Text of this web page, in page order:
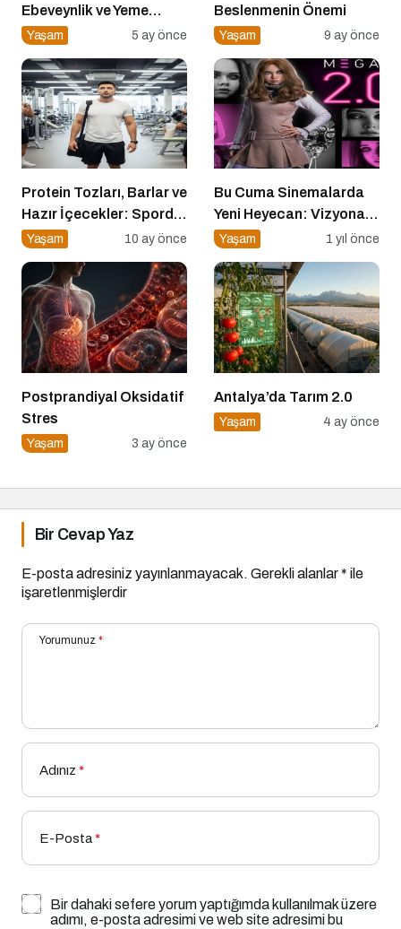
Ebeveynlik ve Yeme
Direnci
Yaşam 5 ay önce
Beslenmenin Önemi
Yaşam 9 ay önce
Protein Tozları, Barlar ve
Hazır İçecekler: Sporda
Takviye mi, Tuzak mı?
Yaşam 10 ay önce
Bu Cuma Sinemalarda
Yeni Heyecan: Vizyona
Girecek Filmler Belli
Yaşam 1 yıl önce
Postprandiyal Oksidatif
Stres
Yaşam 3 ay önce
Antalya’da Tarım 2.0
Yaşam 4 ay önce
Bir Cevap Yaz
E-posta adresiniz yayınlanmayacak. Gerekli alanlar* ile
işaretlenmişlerdir
Yorumunuz *
Adınız *
E-Posta*
Bir dahaki sefere yorum yaptığımda kullanılmak üzere
adımı, e-posta adresimi ve web site adresimi bu